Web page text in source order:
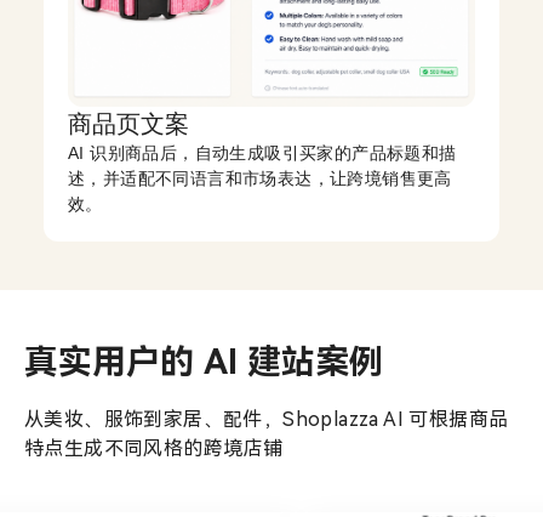
商品页文案
AI 识别商品后，自动生成吸引买家的产品标题和描
述，并适配不同语言和市场表达，让跨境销售更高
效。
真实用户的 AI 建站案例
从美妆、服饰到家居、配件，Shoplazza AI 可根据商品
特点生成不同风格的跨境店铺